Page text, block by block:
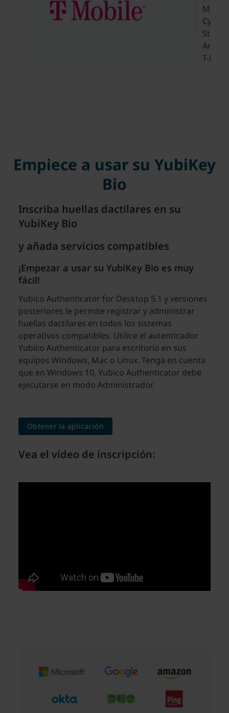
Cyber
T-
Empiece a usar su YubiKey
Bio
Inscriba huellas dactilares en su
YubiKey Bio
y añada servicios compatibles
¡Empezar a usar su YubiKey Bio es muy
fácil!
Yubico Authenticator for Desktop 5.1 y versiones
posteriores le permite registrar y administrar
huellas dactilares en todos los sistemas
operativos compatibles. Utilice el autenticador
Yubico Authenticator para escritorio en sus
equipos Windows, Mac o Linux. Tenga en cuenta
que en Windows 10, Yubico Authenticator debe
ejecutarse en modo Administrador.
Obtener la aplicación
Vea el vídeo de inscripción: